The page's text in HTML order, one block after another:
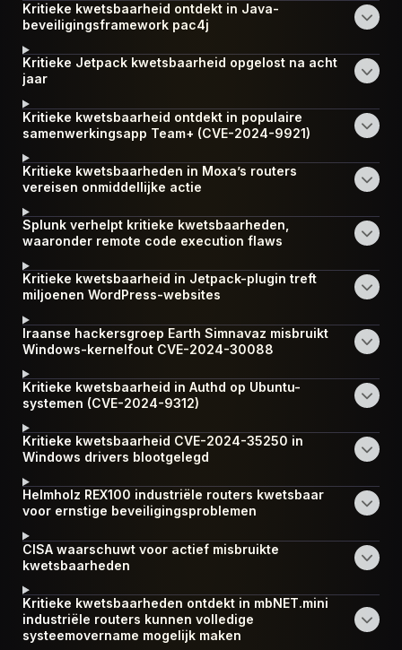
Kritieke kwetsbaarheid ontdekt in Java-
beveiligingsframework pac4j
Kritieke Jetpack kwetsbaarheid opgelost na acht
jaar
Kritieke kwetsbaarheid ontdekt in populaire
samenwerkingsapp Team+ (CVE-2024-9921)
Kritieke kwetsbaarheden in Moxa’s routers
vereisen onmiddellijke actie
Splunk verhelpt kritieke kwetsbaarheden,
waaronder remote code execution flaws
Kritieke kwetsbaarheid in Jetpack-plugin treft
miljoenen WordPress-websites
Iraanse hackersgroep Earth Simnavaz misbruikt
Windows-kernelfout CVE-2024-30088
Kritieke kwetsbaarheid in Authd op Ubuntu-
systemen (CVE-2024-9312)
Kritieke kwetsbaarheid CVE-2024-35250 in
Windows drivers blootgelegd
Helmholz REX100 industriële routers kwetsbaar
voor ernstige beveiligingsproblemen
CISA waarschuwt voor actief misbruikte
kwetsbaarheden
Kritieke kwetsbaarheden ontdekt in mbNET.mini
industriële routers kunnen volledige
systeemovername mogelijk maken